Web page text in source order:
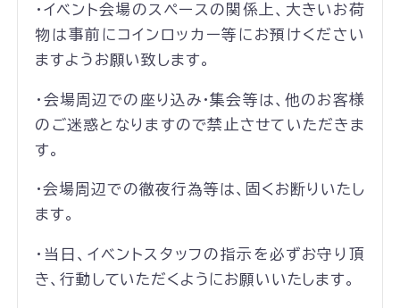
・イベント会場のスペースの関係上、大きいお荷
物は事前にコインロッカー等にお預けください
ますようお願い致します。
・会場周辺での座り込み・集会等は、他のお客様
のご迷惑となりますので禁止させていただきま
す。
・会場周辺での徹夜行為等は、固くお断りいたし
ます。
・当日、イベントスタッフの指示を必ずお守り頂
き、行動していただくようにお願いいたします。